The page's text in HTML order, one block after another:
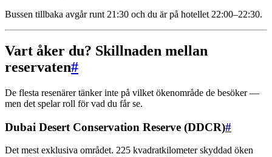
Bussen tillbaka avgår runt 21:30 och du är på hotellet 22:00–22:30.
Vart åker du? Skillnaden mellan
reservaten#
De flesta resenärer tänker inte på vilket ökenområde de besöker —
men det spelar roll för vad du får se.
Dubai Desert Conservation Reserve (DDCR)#
Det mest exklusiva området. 225 kvadratkilometer skyddad öken